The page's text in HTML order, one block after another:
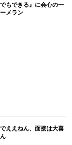
もできる』に会心の一
メラン
ええねん、面接は大喜